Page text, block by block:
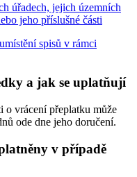
úřadech, jejich územních
jeho příslušné části
spisů v rámci
a jak se uplatňují
o vrácení přeplatku může
ode dne jeho doručení.
v případě